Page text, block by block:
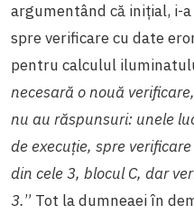
argumentând că inițial, i-
spre verificare cu date
pentru calculul
necesară o nouă
nu au răspunsuri: unele
de execuție, spre
din cele 3, blocul C, dar
3.” Tot la dumneaei în